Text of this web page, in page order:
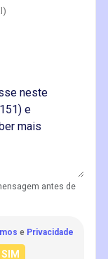
antes de
e Privacidade